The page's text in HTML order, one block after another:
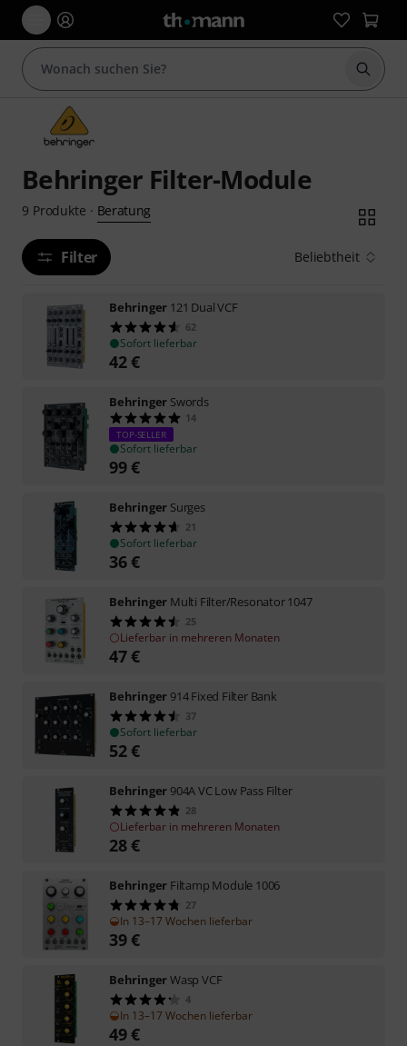
Suche
Behringer Filter-Module
9 Produkte · Beratung
Filter Beliebtheit
Behringer 121 Dual VCF
62
Sofort lieferbar
42€
Behringer Swords
14
TOP-SELLER
Sofort lieferbar
99€
Behringer Surges
21
Sofort lieferbar
36€
Behringer Multi Filter/Resonator 1047
25
Lieferbar in mehreren Monaten
47€
Behringer 914 Fixed Filter Bank
37
Sofort lieferbar
52€
Behringer 904A VC Low Pass Filter
28
Lieferbar in mehreren Monaten
28€
Behringer Filtamp Module 1006
27
In 13–17 Wochen lieferbar
39€
BehringerWasp VCF
4
In 13–17 Wochen lieferbar
49€